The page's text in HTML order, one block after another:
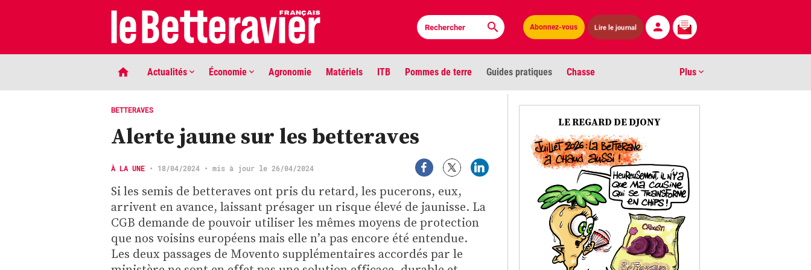
Abonnez-vous Lire le journal
Actualités Économie Agronomie Matériels ITB Pommes de terre Guides pratiques Chasse Plus
Phaco quand tu nous tiens …
LIGNE DE MIRE
Les louvetiers devant le Parlement
PLUS
Anciens numéros
Biocarburants
Environnement
Vidéos
Contact
BETTERAVES
Alerte jaune sur les betteraves
À LA UNE • 18/04/2024 • mis à jour le 26/04/2024
Si les semis de betteraves ont pris du retard, les pucerons, eux,
arrivent en avance, laissant présager un risque élevé de jaunisse. La
CGB demande de pouvoir utiliser les mêmes moyens de protection
que nos voisins européens mais elle n’a pas encore été entendue.
Les deux passages de Movento supplémentaires accordés par le
LE REGARD DE DJONY